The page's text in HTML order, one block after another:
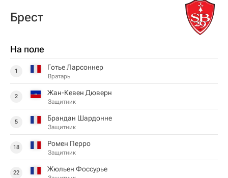
Брест
На поле
1 Готье Ларсоннер
Вратарь
2 Жан-Кевен Дюверн
Защитник
5 Брандан Шардонне
Защитник
18 Ромен Перро
Защитник
22 Жюльен Фоссурье